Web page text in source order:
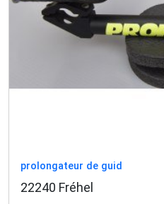
prolongateur de guid
22240 Fréhel